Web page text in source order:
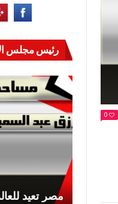
0
رئيس مجلس
مصر تعيد